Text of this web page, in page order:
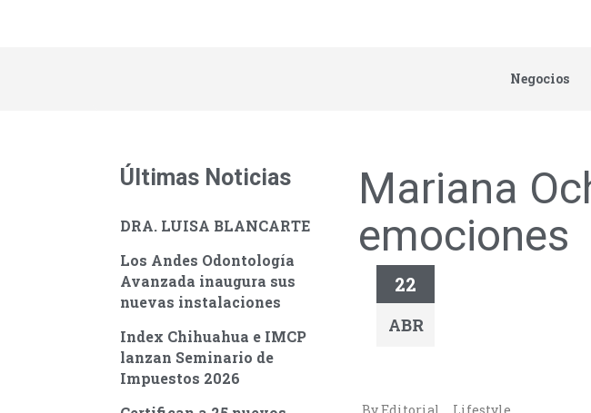
Negocios
Últimas Noticias
DRA. LUISA BLANCARTE
Los Andes Odontología
Avanzada inaugura sus
nuevas instalaciones
Index Chihuahua e IMCP
lanzan Seminario de
Impuestos 2026
Mariana
emociones
22
ABR